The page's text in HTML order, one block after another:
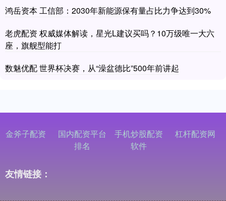
鸿岳资本 工信部：2030年新能源保有量占比力争达到30%
老虎配资 权威媒体解读，星光L建议买吗？10万级唯一大六
座，旗舰型能打
数魅优配 世界杯决赛，从“澡盆德比”500年前讲起
金斧子配资
国内配资平台
排名
手机炒股配资
软件
杠杆配资网
友情链接：